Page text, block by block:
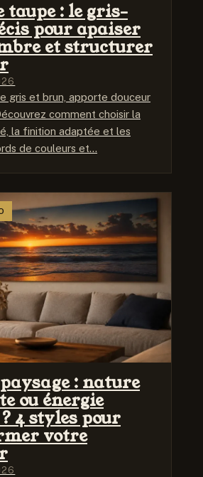
taupe : le gris-
pour apaiser
et structurer
gris et brun, apporte douceur
comment choisir la
la finition adaptée et les
de couleurs et…
: nature
ou énergie
4 styles pour
votre